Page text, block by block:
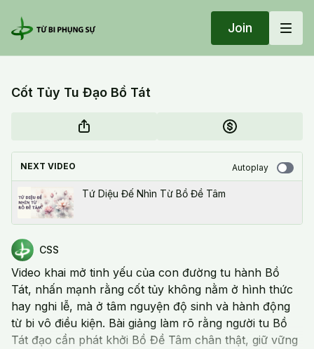
Join
Cốt Tủy Tu Đạo Bồ Tát
NEXT VIDEO Autoplay
Tứ Diệu Đế Nhìn Từ Bồ Đề Tâm
CSS
Video khai mở tinh yếu của con đường tu hành Bồ
Tát, nhấn mạnh rằng cốt tủy không nằm ở hình thức
hay nghi lễ, mà ở tâm nguyện độ sinh và hành động
từ bi vô điều kiện. Bài giảng làm rõ rằng người tu Bồ
Tát đạo cần phát khởi Bồ Đề Tâm chân thật, giữ vững